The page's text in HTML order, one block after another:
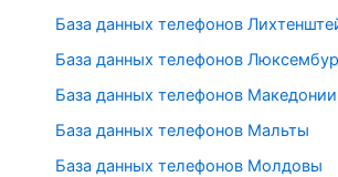
База данных телефонов
База данных телефонов
База данных телефонов Македонии
База данных телефонов Мальты
База данных телефонов Молдовы